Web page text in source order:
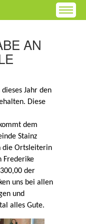
AN
Jahr den
Diese
dem
Stainz
die Ortsleiterin
Frederike
der
uns bei allen
und
alles Gute.